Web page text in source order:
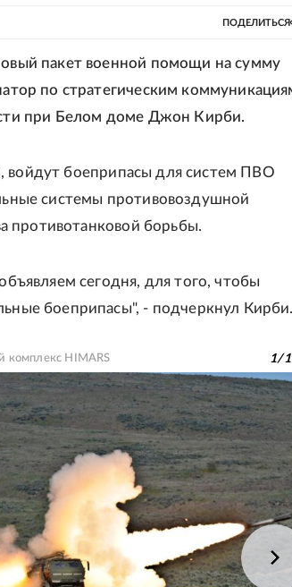
ПОДЕЛИТЬСЯ
пакет военной помощи на сумму
по стратегическим
при Белом доме Джон Кирби.
войдут боеприпасы для систем ПВО
системы противовоздушной
противотанковой борьбы.
сегодня, для того, чтобы
боеприпасы", - подчеркнул Кирби.
комплекс HIMARS 1/